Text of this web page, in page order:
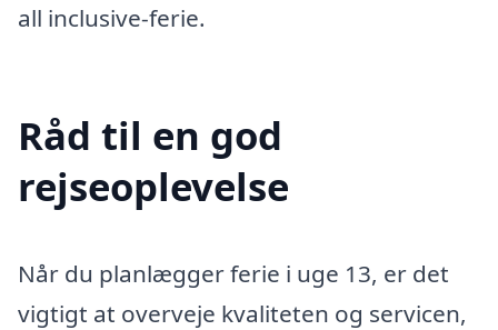
all inclusive-ferie.
Råd til en god
rejseoplevelse
Når du planlægger ferie i uge 13, er det
vigtigt at overveje kvaliteten og servicen,